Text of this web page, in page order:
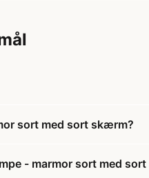
sort med sort skærm?
- marmor sort med